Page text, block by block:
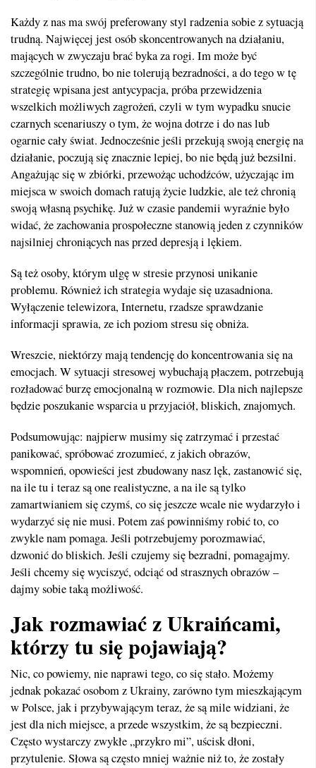
Każdy z nas ma swój preferowany styl radzenia sobie z sytuacją
trudną. Najwięcej jest osób skoncentrowanych na działaniu,
mających w zwyczaju brać byka za rogi. Im może być
szczególnie trudno, bo nie tolerują bezradności, a do tego w tę
strategię wpisana jest antycypacja, próba przewidzenia
wszelkich możliwych zagrożeń, czyli w tym wypadku snucie
czarnych scenariuszy o tym, że wojna dotrze i do nas lub
ogarnie cały świat. Jednocześnie jeśli przekują swoją energię na
działanie, poczują się znacznie lepiej, bo nie będą już bezsilni.
Angażując się w zbiórki, przewożąc uchodźców, użyczając im
miejsca w swoich domach ratują życie ludzkie, ale też chronią
swoją własną psychikę. Już w czasie pandemii wyraźnie było
widać, że zachowania prospołeczne stanowią jeden z czynników
najsilniej chroniących nas przed depresją i lękiem.
Są też osoby, którym ulgę w stresie przynosi unikanie
problemu. Również ich strategia wydaje się uzasadniona.
Wyłączenie telewizora, Internetu, rzadsze sprawdzanie
informacji sprawia, ze ich poziom stresu się obniża.
Wreszcie, niektórzy mają tendencję do koncentrowania się na
emocjach. W sytuacji stresowej wybuchają płaczem, potrzebują
rozładować burzę emocjonalną w rozmowie. Dla nich najlepsze
będzie poszukanie wsparcia u przyjaciół, bliskich, znajomych.
Podsumowując: najpierw musimy się zatrzymać i przestać
panikować, spróbować zrozumieć, z jakich obrazów,
wspomnień, opowieści jest zbudowany nasz lęk, zastanowić się,
na ile tu i teraz są one realistyczne, a na ile są tylko
zamartwianiem się czymś, co się jeszcze wcale nie wydarzyło i
wydarzyć się nie musi. Potem zaś powinniśmy robić to, co
zwykle nam pomaga. Jeśli potrzebujemy porozmawiać,
dzwonić do bliskich. Jeśli czujemy się bezradni, pomagajmy.
Jeśli chcemy się wyciszyć, odciąć od strasznych obrazów –
dajmy sobie taką możliwość.
Jak rozmawiać z Ukraińcami,
którzy tu się pojawiają?
Nic, co powiemy, nie naprawi tego, co się stało. Możemy
jednak pokazać osobom z Ukrainy, zarówno tym mieszkającym
w Polsce, jak i przybywającym teraz, że są mile widziani, że
jest dla nich miejsce, a przede wszystkim, że są bezpieczni.
Często wystarczy zwykłe „przykro mi”, uścisk dłoni,
przytulenie. Słowa są często mniej ważnie niż to, że zostały